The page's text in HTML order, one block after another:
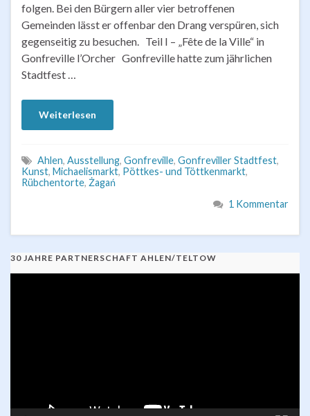
folgen. Bei den Bürgern aller vier betroffenen
Gemeinden lässt er offenbar den Drang verspüren, sich
gegenseitig zu besuchen. Teil I – „Fête de la Ville“ in
Gonfreville l’Orcher Gonfreville hatte zum jährlichen
Stadtfest …
Weiterlesen
Ahlen, Ausstellung, Gonfreville, Gonfreviller Stadtfest,
Kunst, Michaelismarkt, Pöttkes- und Töttkenmarkt,
Rübchentorte, Żagań
1 Kommentar
30 JAHRE PARTNERSCHAFT AHLEN/TELTOW